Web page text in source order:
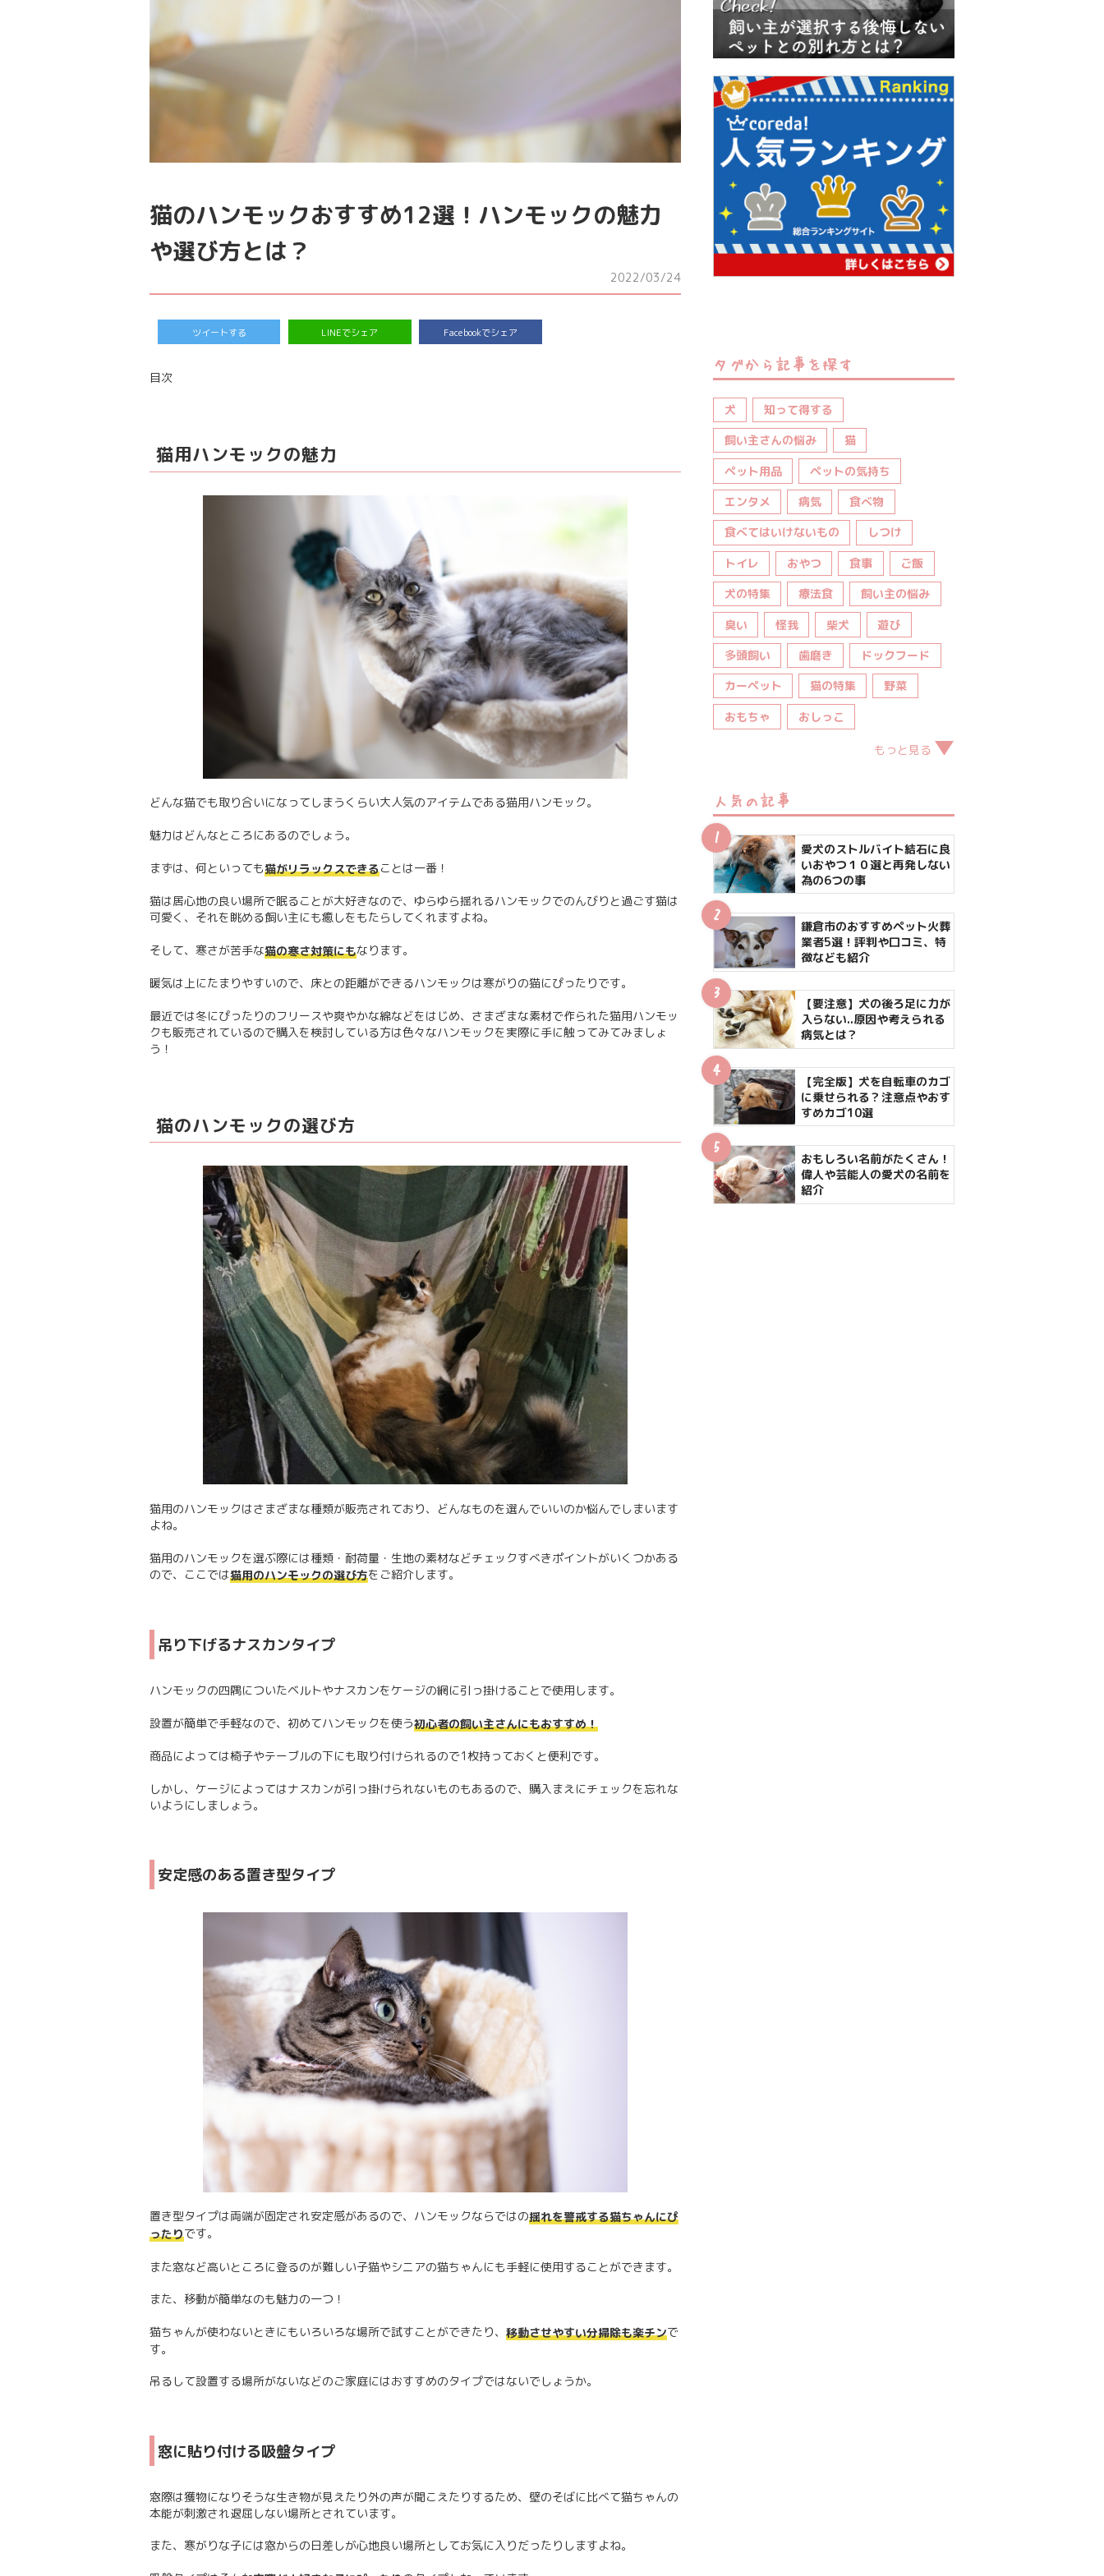
猫のハンモックおすすめ12選！ハンモックの魅力
や選び方とは？
2022/03/24
ツイートする LINEでシェア Facebookでシェア
目次
猫用ハンモックの魅力
どんな猫でも取り合いになってしまうくらい大人気のアイテムである猫用ハンモック。
魅力はどんなところにあるのでしょう。
まずは、何といっても猫がリラックスできることは一番！
猫は居心地の良い場所で眠ることが大好きなので、ゆらゆら揺れるハンモックでのんびりと過ごす猫は
可愛く、それを眺める飼い主にも癒しをもたらしてくれますよね。
そして、寒さが苦手な猫の寒さ対策にもなります。
暖気は上にたまりやすいので、床との距離ができるハンモックは寒がりの猫にぴったりです。
最近では冬にぴったりのフリースや爽やかな綿などをはじめ、さまざまな素材で作られた猫用ハンモッ
クも販売されているので購入を検討している方は色々なハンモックを実際に手に触ってみてみましょ
う！
猫のハンモックの選び方
猫用のハンモックはさまざまな種類が販売されており、どんなものを選んでいいのか悩んでしまいます
よね。
猫用のハンモックを選ぶ際には種類・耐荷量・生地の素材などチェックすべきポイントがいくつかある
ので、ここでは猫用のハンモックの選び方をご紹介します。
吊り下げるナスカンタイプ
ハンモックの四隅についたベルトやナスカンをケージの網に引っ掛けることで使用します。
設置が簡単で手軽なので、初めてハンモックを使う初心者の飼い主さんにもおすすめ！
商品によっては椅子やテーブルの下にも取り付けられるので1枚持っておくと便利です。
しかし、ケージによってはナスカンが引っ掛けられないものもあるので、購入まえにチェックを忘れな
いようにしましょう。
安定感のある置き型タイプ
置き型タイプは両端が固定され安定感があるので、ハンモックならではの揺れを警戒する猫ちゃんにぴ
ったりです。
また窓など高いところに登るのが難しい子猫やシニアの猫ちゃんにも手軽に使用することができます。
また、移動が簡単なのも魅力の一つ！
猫ちゃんが使わないときにもいろいろな場所で試すことができたり、 移動させやすい分掃除も楽チンで
す。
吊るして設置する場所がないなどのご家庭にはおすすめのタイプではないでしょうか。
窓に貼り付ける吸盤タイプ
窓際は獲物になりそうな生き物が見えたり外の声が聞こえたりするため、壁のそばに比べて猫ちゃんの
本能が刺激され退屈しない場所とされています。
また、寒がりな子には窓からの日差しが心地良い場所としてお気に入りだったりしますよね。
タグから記事を探す
犬
知って得する
飼い主さんの悩み
猫
ペット用品
ペットの気持ち
エンタメ
病気
食べ物
食べてはいけないもの
しつけ
トイレ
おやつ 食事
ご飯
犬の特集
療法食
飼い主の悩み
臭い
怪我 柴犬
遊び
多頭飼い
歯磨き
ドックフード
カーペット
猫の特集
野菜
おもちゃ
おしっこ
もっと見る
人気の記事
愛犬のストルバイト結石に良
いおやつ１０選と再発しない
為の6つの事
鎌倉市のおすすめペット火葬
業者5選！評判や口コミ、特
徴なども紹介
【要注意】犬の後ろ足に力が
入らない..原因や考えられる
病気とは？
【完全版】犬を自転車のカゴ
に乗せられる？注意点やおす
すめカゴ10選
おもしろい名前がたくさん！
偉人や芸能人の愛犬の名前を
紹介